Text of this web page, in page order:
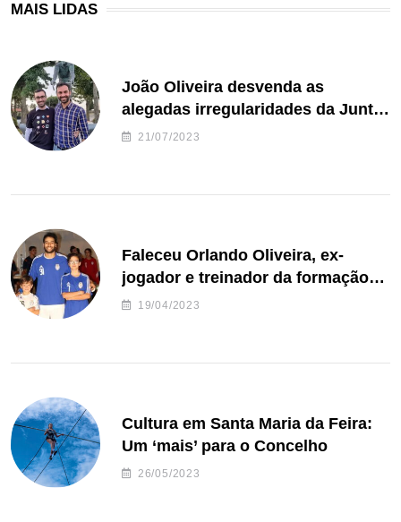
MAIS LIDAS
João Oliveira desvenda as
alegadas irregularidades da Junta
de Freguesia S. João de Ver
21/07/2023
Faleceu Orlando Oliveira, ex-
jogador e treinador da formação
de andebol do Feirense
19/04/2023
Cultura em Santa Maria da Feira:
Um ‘mais’ para o Concelho
26/05/2023